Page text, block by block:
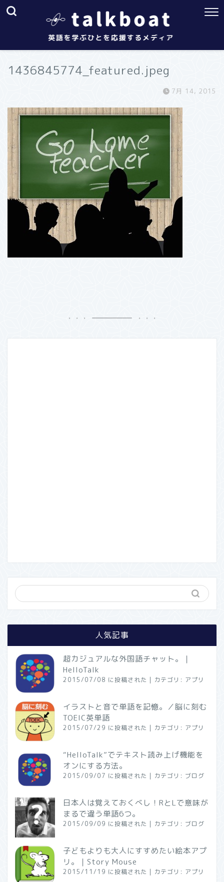
1436845774_featured.jpeg
7月 14, 2015
人気記事
超カジュアルな外国語チャット。｜
HelloTalk
2015/07/08 に投稿された | カテゴリ: アプリ
イラストと音で単語を記憶。／脳に刻む
TOEIC英単語
2015/07/29 に投稿された | カテゴリ: アプリ
“HelloTalk”でテキスト読み上げ機能を
オンにする方法。
2015/09/07 に投稿された | カテゴリ: ブログ
日本人は覚えておくべし！RとLで意味が
まるで違う単語6つ。
2015/09/09 に投稿された | カテゴリ: ブログ
子どもよりも大人にすすめたい絵本アプ
リ。｜Story Mouse
2015/11/19 に投稿された | カテゴリ: アプリ